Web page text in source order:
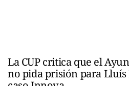
La CUP critica que el
no pida prisión para